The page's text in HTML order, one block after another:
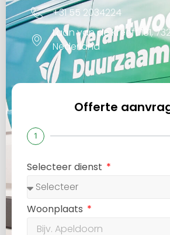
+31 55 2034224
Laan van de Kreeft 181,
Nederland
Offerte
1
Selecteer dienst
Woonplaats